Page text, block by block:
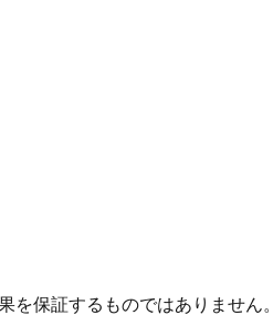
保証するものではありません。